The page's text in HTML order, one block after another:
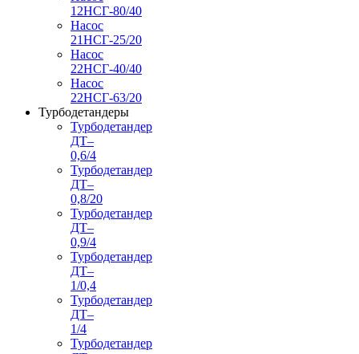
12НСГ-80/40
Насос
21НСГ-25/20
Насос
22НСГ-40/40
Насос
22НСГ-63/20
Турбодетандеры
Турбодетандер
ДТ–
0,6/4
Турбодетандер
ДТ–
0,8/20
Турбодетандер
ДТ–
0,9/4
Турбодетандер
ДТ–
1/0,4
Турбодетандер
ДТ–
1/4
Турбодетандер